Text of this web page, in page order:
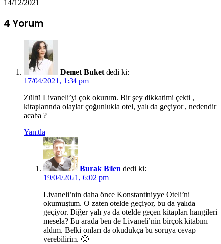
14/12/2021
4 Yorum
Demet Buket dedi ki:
17/04/2021, 1:34 pm
Zülfü Livaneli’yi çok okurum. Bir şey dikkatimi çekti ,
kitaplarında olaylar çoğunlukla otel, yalı da geçiyor , nedendir
acaba ?
Yanıtla
Burak Bilen dedi ki:
19/04/2021, 6:02 pm
Livaneli’nin daha önce Konstantiniyye Oteli’ni
okumuştum. O zaten otelde geçiyor, bu da yalıda
geçiyor. Diğer yalı ya da otelde geçen kitapları hangileri
mesela? Bu arada ben de Livaneli’nin birçok kitabını
aldım. Belki onları da okudukça bu soruya cevap
verebilirim. 🙂